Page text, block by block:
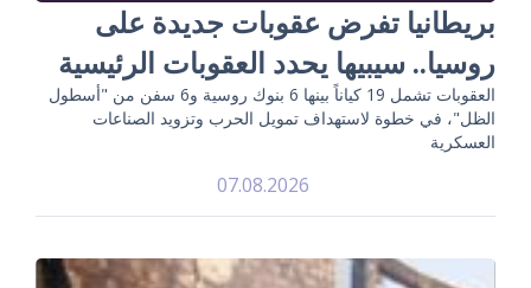
بريطانيا تفرض عقوبات جديدة على
روسيا.. سيبيها يحدد العقوبات الرئيسية
العقوبات تشمل 19 كياناً بينها 6 بنوك روسية و6 سفن من "أسطول
الظل"، في خطوة لاستهداف تمويل الحرب وتزويد الصناعات
العسكرية
07.08.2026